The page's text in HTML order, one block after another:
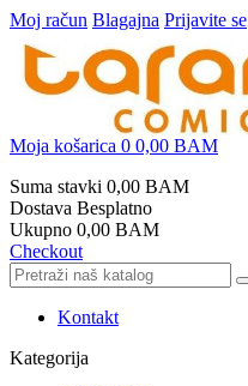
Moj račun Blagajna Prijavite se
Moja košarica 0 0,00 BAM
Suma stavki 0,00 BAM
Dostava Besplatno
Ukupno 0,00 BAM
Checkout
Kontakt
Kategorija